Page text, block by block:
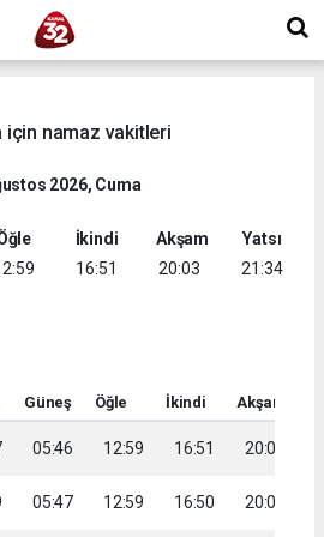
için namaz vakitleri
2026, Cuma
İkindi
16:51
Akşam
20:03
Yatsı
21:34
Güneş Öğle İkindi Akşam
05:46 12:59 16:51 20:03
05:47 12:59 16:50 20:01